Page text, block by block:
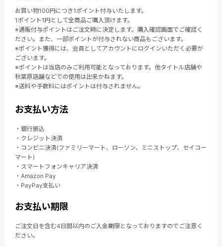
お買い物100円につき1ポイント付与いたします。
1ポイント1円として全商品ご購入頂けます。
※通販付与ポイントはご注文時に決定します。購入確認画面でご確認く
ださい。また、一部ポイントが付与されない商品もございます。
※ポイント獲得には、会員としてアカウントにログインいただく必要が
ございます。
※ポイントは当店のみご利用可能となっております。他タイトル店舗や
秋葉原店舗などでの使用は出来かねます。
※送料や手数料にはポイントは付与されません。
お支払い方法
・銀行振込
・クレジット決済
・コンビニ決済(ファミリーマート、ローソン、ミニストップ、セイコー
マート)
・スマートフォンキャリア決済
・Amazon Pay
・PayPay支払い
お支払い期限
ご注文日を含む4日間以内のご入金期限となっておりますのでご注意く
ださい。